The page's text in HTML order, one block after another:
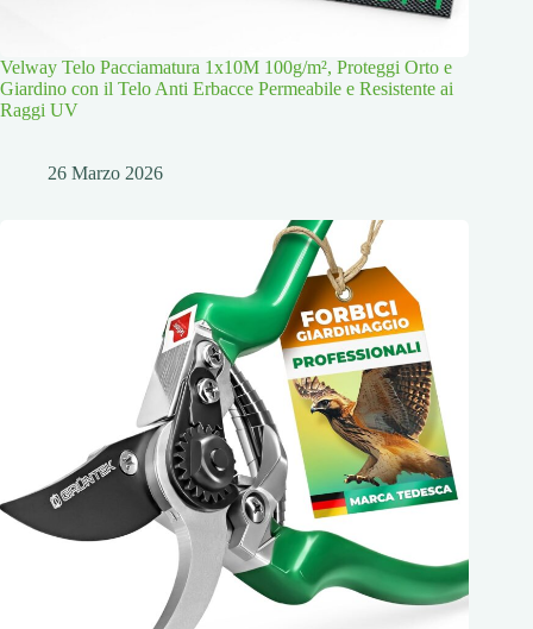
Velway Telo Pacciamatura 1x10M 100g/m², Proteggi Orto e
Giardino con il Telo Anti Erbacce Permeabile e Resistente ai
Raggi UV
26 Marzo 2026